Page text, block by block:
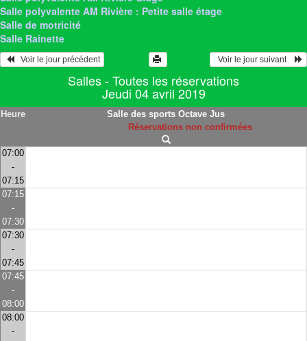
Salle polyvalente AM Rivière : Petite salle étage
Salle de motricité
Salle Rainette
   Voir le jour précédent
  Voir le jour suivant
Salles - Toutes les réservations
Jeudi 04 avril 2019
Heure
Salle des sports Octave Jus
Réservations non confirmées
07:00
-
07:15
07:15
-
07:30
07:30
-
07:45
07:45
-
08:00
08:00
-